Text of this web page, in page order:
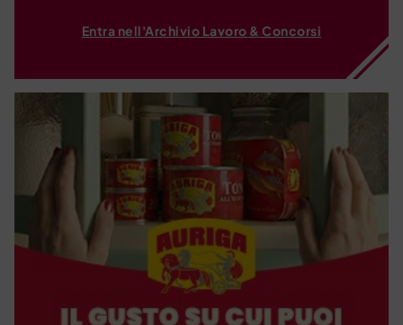
Entra nell'Archivio Lavoro & Concorsi